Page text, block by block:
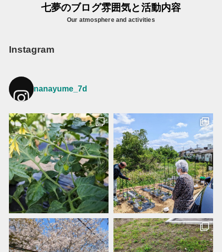
七夢のブログ雰囲気と活動内容
Our atmosphere and activities
Instagram
nanayume_7d